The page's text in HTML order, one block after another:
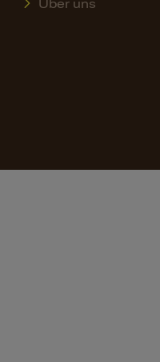
Über uns